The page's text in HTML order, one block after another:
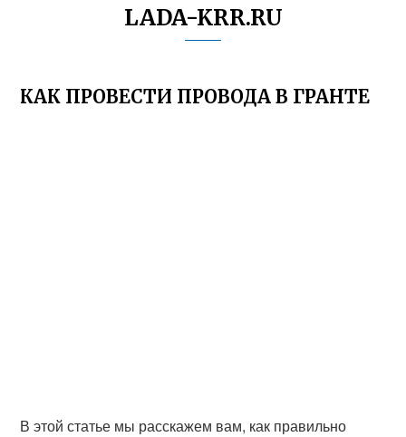
LADA-KRR.RU
КАК ПРОВЕСТИ ПРОВОДА В ГРАНТЕ
В этой статье мы расскажем вам, как правильно